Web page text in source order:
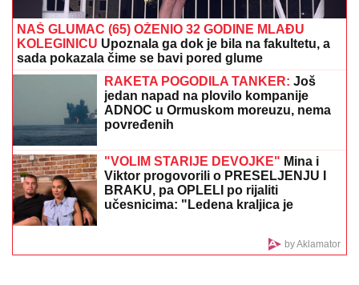
Finci totalno "ohladili" Ukrajinu: Evo šta će biti sa
sistermimima "patriot"
Priznali surovu istinu, još ne znaju šta
ih čeka